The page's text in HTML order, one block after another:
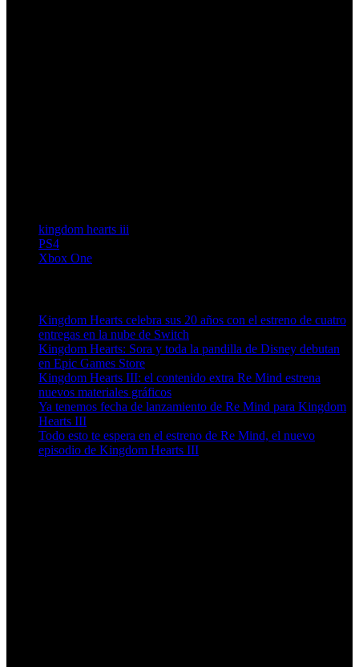
kingdom hearts iii
PS4
Xbox One
Kingdom Hearts celebra sus 20 años con el estreno de cuatro
entregas en la nube de Switch
Kingdom Hearts: Sora y toda la pandilla de Disney debutan
en Epic Games Store
Kingdom Hearts III: el contenido extra Re Mind estrena
nuevos materiales gráficos
Ya tenemos fecha de lanzamiento de Re Mind para Kingdom
Hearts III
Todo esto te espera en el estreno de Re Mind, el nuevo
episodio de Kingdom Hearts III